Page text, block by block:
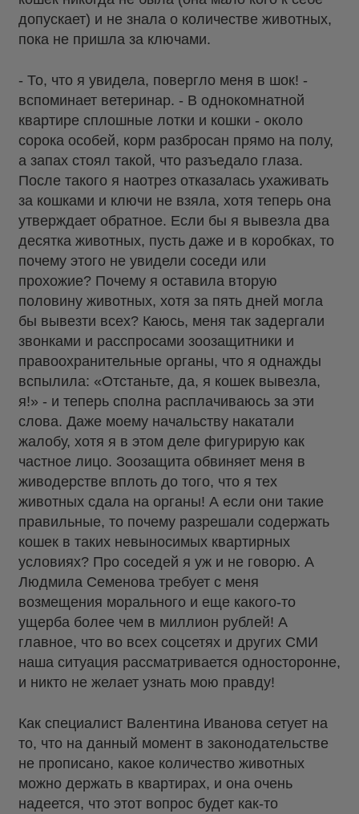
допускает) и не знала о количестве животных,
пока не пришла за ключами.
- То, что я увидела, повергло меня в шок! -
вспоминает ветеринар. - В однокомнатной
квартире сплошные лотки и кошки - около
сорока особей, корм разбросан прямо на полу,
а запах стоял такой, что разъедало глаза.
После такого я наотрез отказалась ухаживать
за кошками и ключи не взяла, хотя теперь она
утверждает обратное. Если бы я вывезла два
десятка животных, пусть даже и в коробках, то
почему этого не увидели соседи или
прохожие? Почему я оставила вторую
половину животных, хотя за пять дней могла
бы вывезти всех? Каюсь, меня так задергали
звонками и расспросами зоозащитники и
правоохранительные органы, что я однажды
вспылила: «Отстаньте, да, я кошек вывезла,
я!» - и теперь сполна расплачиваюсь за эти
слова. Даже моему начальству накатали
жалобу, хотя я в этом деле фигурирую как
частное лицо. Зоозащита обвиняет меня в
живодерстве вплоть до того, что я тех
животных сдала на органы! А если они такие
правильные, то почему разрешали содержать
кошек в таких невыносимых квартирных
условиях? Про соседей я уж и не говорю. А
Людмила Семенова требует с меня
возмещения морального и еще какого-то
ущерба более чем в миллион рублей! А
главное, что во всех соцсетях и других СМИ
наша ситуация рассматривается односторонне,
и никто не желает узнать мою правду!
Как специалист Валентина Иванова сетует на
то, что на данный момент в законодательстве
не прописано, какое количество животных
можно держать в квартирах, и она очень
надеется, что этот вопрос будет как-то